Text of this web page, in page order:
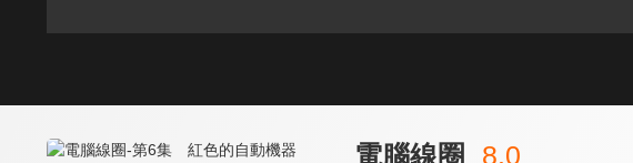
電腦線圈 8.0